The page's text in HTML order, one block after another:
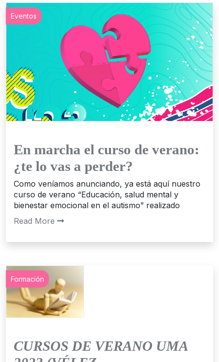
Eventos
En marcha el curso de verano:
¿te lo vas a perder?
Como veníamos anunciando, ya está aquí nuestro
curso de verano “Educación, salud mental y
bienestar emocional en el autismo” realizado
Read More
Formación
CURSOS DE VERANO UMA